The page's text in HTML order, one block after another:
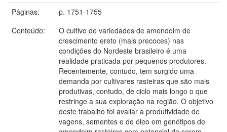
Páginas:
p. 1751-1755
Conteúdo:
O cultivo de variedades de amendoim de
crescimento ereto (mais precoces) nas
condições do Nordeste brasileiro é uma
realidade praticada por pequenos produtores.
Recentemente, contudo, tem surgido uma
demanda por cultivares rasteiras que são mais
produtivas, contudo, de ciclo mais longo o que
restringe a sua exploração na região. O objetivo
deste trabalho foi avaliar a produtividade de
vagens, sementes e de óleo em genótipos de